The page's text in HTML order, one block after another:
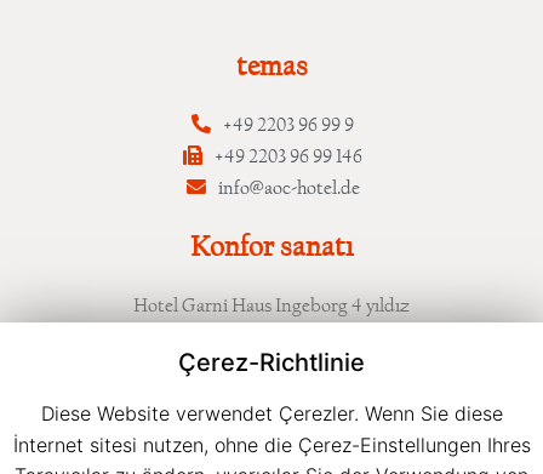
temas
+49 2203 96 99 9
+49 2203 96 99 146
info@aoc-hotel.de
Konfor sanatı
Hotel Garni Haus Ingeborg 4 yıldız
D-51147 Köln (Porz-Wahnheide)
Çalışma saatleri
Çerez-Richtlinie
Diese Website verwendet Çerezler. Wenn Sie diese
İnternet sitesi nutzen, ohne die Çerez-Einstellungen Ihres